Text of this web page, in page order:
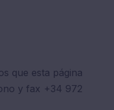
que esta página
y fax +34 972